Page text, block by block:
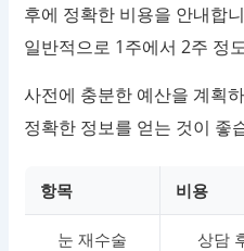
후에 정확한 비용을 안내합
일반적으로 1주에서 2주 정
사전에 충분한 예산을 계획
정확한 정보를 얻는 것이 좋
항목 비용
눈 재수술 상담